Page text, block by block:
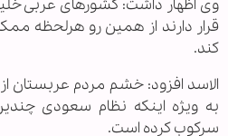
وی اظهار داشت: کشورهای عربی
قرار دارند از همین رو هرلحظه
کند.
الاسد افزود: خشم مردم عربستان
به ویژه اینکه نظام سعودی
سرکوب کرده است.